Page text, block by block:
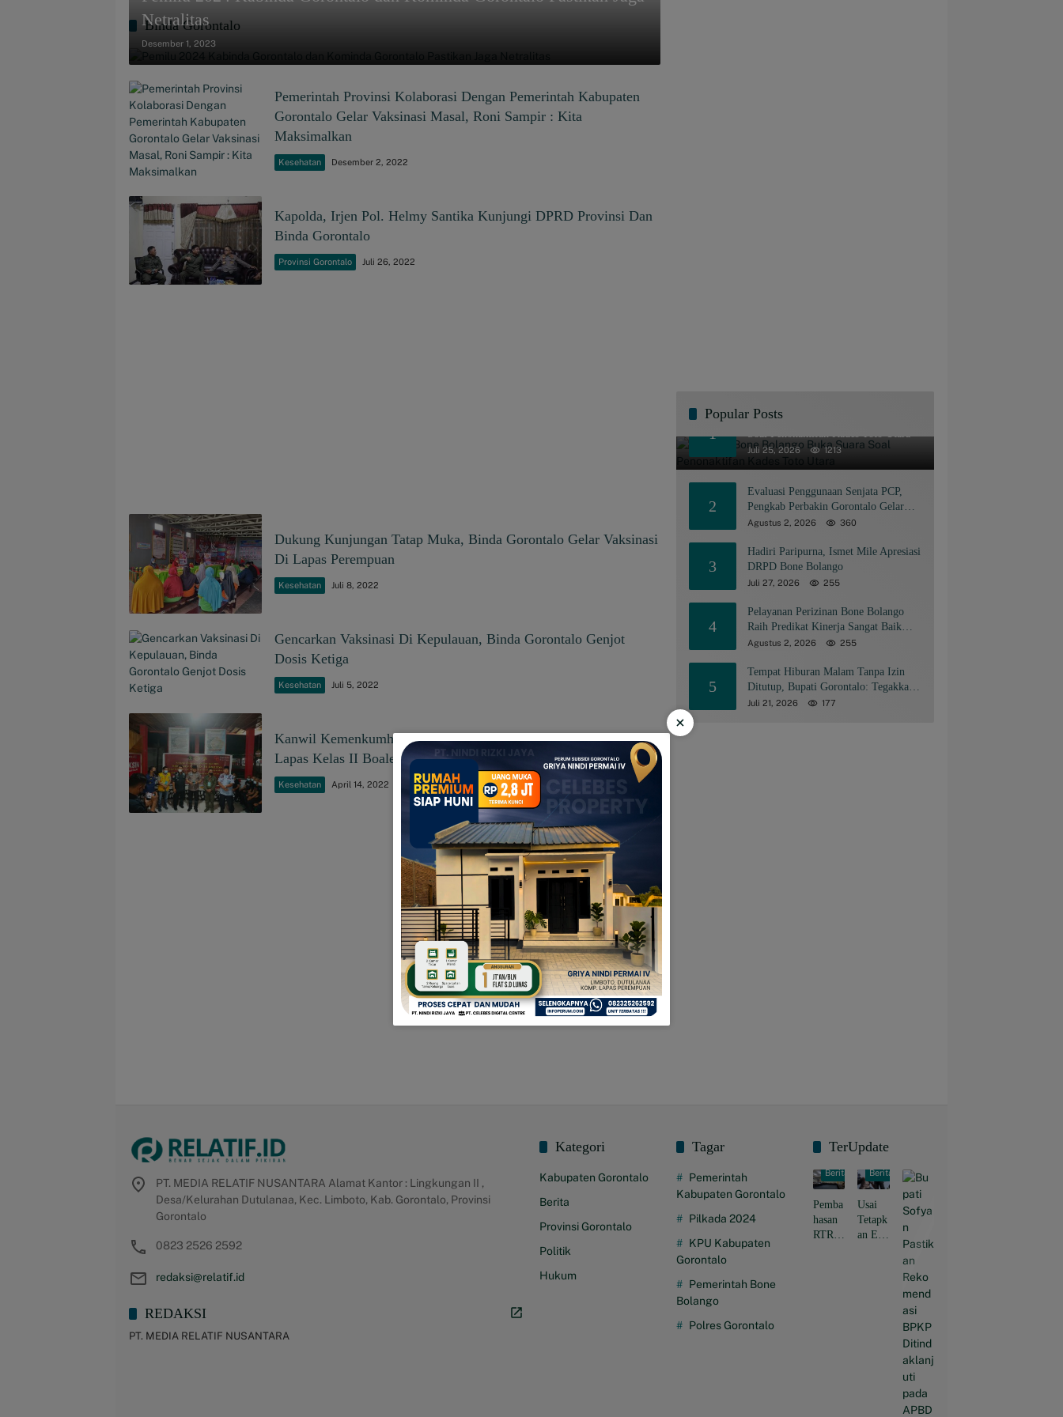
Binda Gorontalo
Netralitas
Desember 1, 2023
Pemerintah Provinsi Kolaborasi Dengan Pemerintah Kabupaten
Gorontalo Gelar Vaksinasi Masal, Roni Sampir : Kita
Maksimalkan
Kesehatan Desember 2, 2022
Kapolda, Irjen Pol. Helmy Santika Kunjungi DPRD Provinsi Dan
Binda Gorontalo
Provinsi Gorontalo Juli 26, 2022
Dukung Kunjungan Tatap Muka, Binda Gorontalo Gelar Vaksinasi
Di Lapas Perempuan
Kesehatan Juli 8, 2022
Gencarkan Vaksinasi Di Kepulauan, Binda Gorontalo Genjot
Dosis Ketiga
Kesehatan Juli 5, 2022
Kanwil Kemenkumham Dan Binda Gorontalo Gelar Vaksinasi Di
Lapas Kelas II Boalemo
Kesehatan April 14, 2022
Popular Posts
1
Pemkab Bone Bolango Buka Suara
Soal Penonaktifan Kades Toto Utara
Juli 25, 2026 1213
2
Evaluasi Penggunaan Senjata PCP,
Pengkab Perbakin Gorontalo Gelar
Rapat Pengurus
Agustus 2, 2026 360
3
Hadiri Paripurna, Ismet Mile Apresiasi
DRPD Bone Bolango
Juli 27, 2026 255
4
Pelayanan Perizinan Bone Bolango
Raih Predikat Kinerja Sangat Baik
Tingkat Nasional
Agustus 2, 2026 255
5
Tempat Hiburan Malam Tanpa Izin
Ditutup, Bupati Gorontalo: Tegakkan
Aturan, Jangan Sakiti Manusianya
Juli 21, 2026 177
PT. MEDIA RELATIF NUSANTARA Alamat Kantor : Lingkungan II ,
Desa/Kelurahan Dutulanaa, Kec. Limboto, Kab. Gorontalo, Provinsi
Gorontalo
0823 2526 2592
redaksi@relatif.id
REDAKSI
PT. MEDIA RELATIF NUSANTARA
Kategori
Kabupaten Gorontalo
Berita
Provinsi Gorontalo
Politik
Hukum
Tagar
Pemerintah
Kabupaten Gorontalo
Pilkada 2024
KPU Kabupaten
Gorontalo
Pemerintah Bone
Bolango
Polres Gorontalo
TerUpdate
Berita
Pemba
hasan
RTRW
Berita
Usai
Tetapk
an Eks
×